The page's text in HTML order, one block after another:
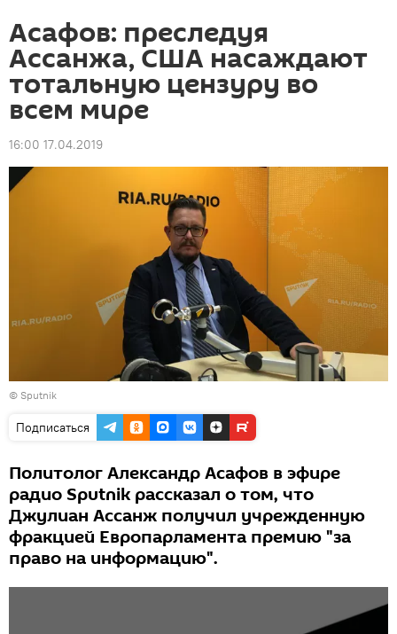
Асафов: преследуя
Ассанжа, США насаждают
тотальную цензуру во
всем мире
16:00 17.04.2019
© Sputnik
Подписаться
Политолог Александр Асафов в эфире
радио Sputnik рассказал о том, что
Джулиан Ассанж получил учрежденную
фракцией Европарламента премию "за
право на информацию".